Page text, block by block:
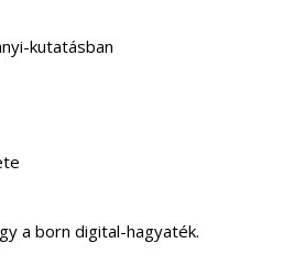
kutatásban
a born digital-hagyaték.